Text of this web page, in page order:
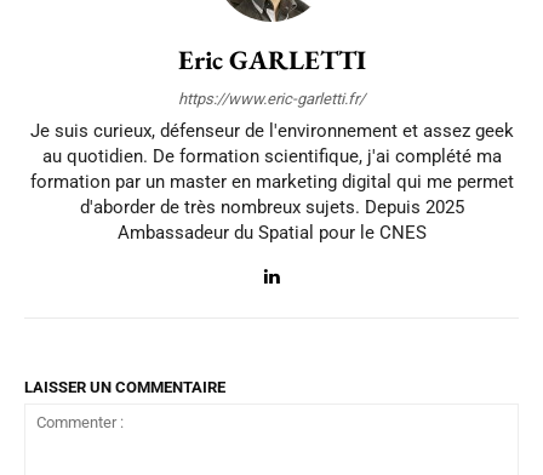
Eric GARLETTI
https://www.eric-garletti.fr/
Je suis curieux, défenseur de l'environnement et assez geek
au quotidien. De formation scientifique, j'ai complété ma
formation par un master en marketing digital qui me permet
d'aborder de très nombreux sujets. Depuis 2025
Ambassadeur du Spatial pour le CNES
LAISSER UN COMMENTAIRE